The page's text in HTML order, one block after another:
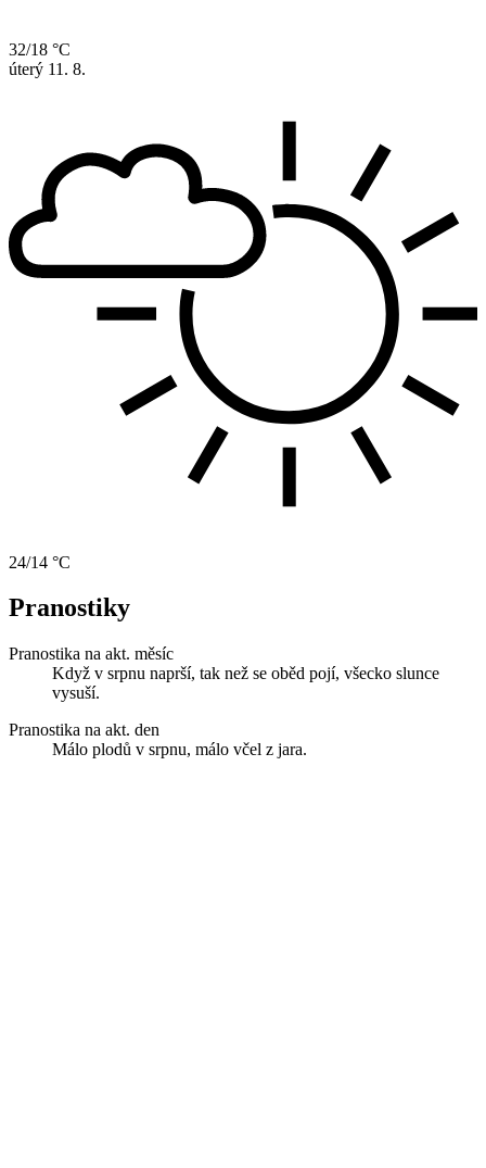
32/18 °C
úterý 11. 8.
24/14 °C
Pranostiky
Pranostika na akt. měsíc
Když v srpnu naprší, tak než se oběd pojí, všecko slunce
vysuší.
Pranostika na akt. den
Málo plodů v srpnu, málo včel z jara.